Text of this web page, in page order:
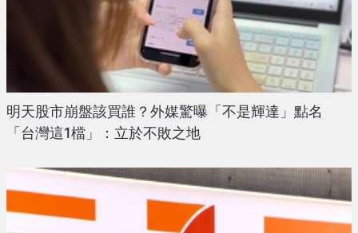
明天股市崩盤該買誰？外媒驚曝「不是輝達」點名
「台灣這1檔」：立於不敗之地